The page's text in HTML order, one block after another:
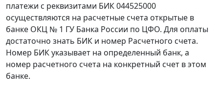
платежи с реквизитами БИК 044525000
осуществляются на расчетные счета открытые в
банке ОКЦ № 1 ГУ Банка России по ЦФО. Для оплаты
достаточно знать БИК и номер Расчетного счета.
Номер БИК указывает на определенный банк, а
номер расчетного счета на конкретный счет в этом
банке.